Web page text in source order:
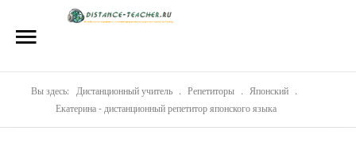
Репетиторы
Стоимость
Вы здесь: Дистанционный учитель . Репетиторы . Японский .
Екатерина - дистанционный репетитор японского языка